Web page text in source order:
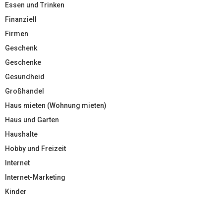
Essen und Trinken
Finanziell
Firmen
Geschenk
Geschenke
Gesundheid
Großhandel
Haus mieten (Wohnung mieten)
Haus und Garten
Haushalte
Hobby und Freizeit
Internet
Internet-Marketing
Kinder